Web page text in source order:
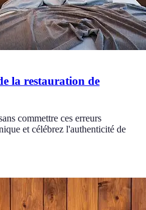
la restauration de
commettre ces erreurs
et célébrez l'authenticité de